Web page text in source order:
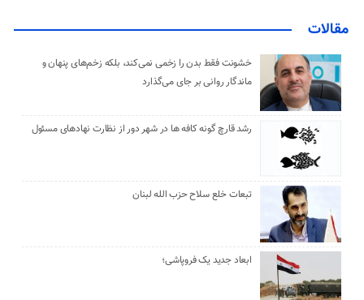
مقالات
خشونت فقط بدن را زخمی نمی‌کند، بلکه زخم‌های پنهان و
ماندگار روانی بر جای می‌گذارد
رشد قارچ گونه کافه ها در شهر دور از نظارت نهادهای مسئول
تبعات خلع سلاح حزب الله لبنان
ابعاد جدید یک فروپاشی؛